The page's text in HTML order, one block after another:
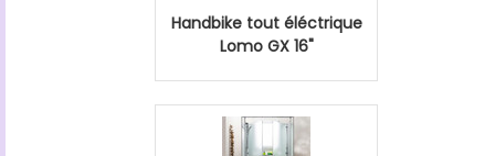
Handbike tout éléctrique
Lomo GX 16"